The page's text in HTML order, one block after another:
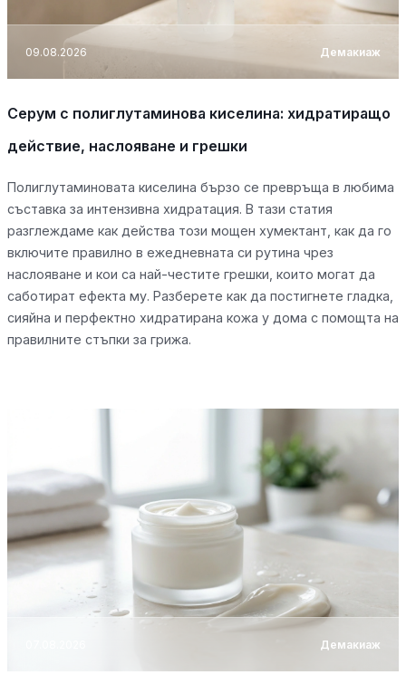
09.08.2026 Демакиаж
Серум с полиглутаминова киселина: хидратиращо
действие, наслояване и грешки
Полиглутаминовата киселина бързо се превръща в любима
съставка за интензивна хидратация. В тази статия
разглеждаме как действа този мощен хумектант, как да го
включите правилно в ежедневната си рутина чрез
наслояване и кои са най-честите грешки, които могат да
саботират ефекта му. Разберете как да постигнете гладка,
сияйна и перфектно хидратирана кожа у дома с помощта на
правилните стъпки за грижа.
Демакиаж